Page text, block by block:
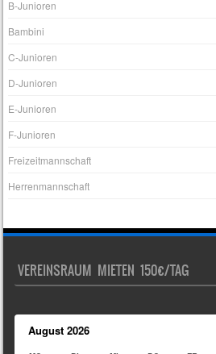
B-Junioren
Bambini
C-Junioren
D-Junioren
E-Junioren
F-Junioren
Freizeitmannschaft
Herrenmannschaft
VEREINSRAUM MIETEN 150€/TAG
August 2026